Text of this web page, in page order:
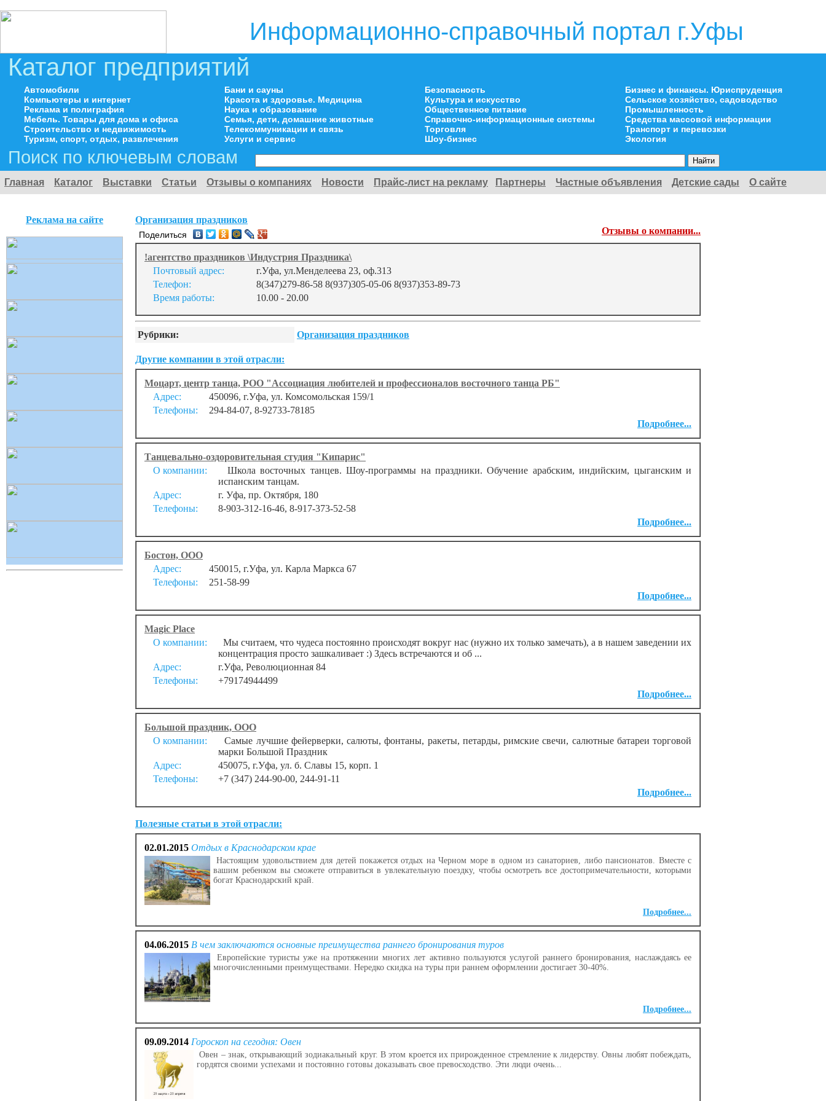
Информационно-справочный портал г.Уфы
Каталог предприятий
Автомобили
Компьютеры и интернет
Реклама и полиграфия
Мебель. Товары для дома и офиса
Строительство и недвижимость
Туризм, спорт, отдых, развлечения
Бани и сауны
Красота и здоровье. Медицина
Наука и образование
Семья, дети, домашние животные
Телекоммуникации и связь
Услуги и сервис
Безопасность
Культура и искусство
Общественное питание
Справочно-информационные системы
Торговля
Шоу-бизнес
Бизнес и финансы. Юриспруденция
Сельское хозяйство, садоводство
Промышленность
Средства массовой информации
Транспорт и перевозки
Экология
Поиск по ключевым словам
Главная Каталог Выставки Статьи Отзывы о компаниях Новости Прайс-лист на рекламу Партнеры Частные объявления Детские сады О сайте
Реклама на сайте Организация праздников
Поделиться Отзывы о компании...
!агентство праздников \Индустрия Праздника\
Почтовый адрес:
г.Уфа, ул.Менделеева 23, оф.313
Телефон:
8(347)279-86-58 8(937)305-05-06 8(937)353-89-73
Время работы:
10.00 - 20.00
Рубрики: Организация праздников
Другие компании в этой отрасли:
Моцарт, центр танца, РОО "Ассоциация любителей и профессионалов восточного танца РБ"
Адрес:
450096, г.Уфа, ул. Комсомольская 159/1
Телефоны:
294-84-07, 8-92733-78185
Подробнее...
Танцевально-оздоровительная студия "Кипарис"
О компании:
Школа восточных танцев. Шоу-программы на праздники. Обучение арабским, индийским, цыганским и
испанским танцам.
Адрес:
г. Уфа, пр. Октября, 180
Телефоны:
8-903-312-16-46, 8-917-373-52-58
Подробнее...
Бостон, ООО
Адрес:
450015, г.Уфа, ул. Карла Маркса 67
Телефоны:
251-58-99
Подробнее...
Magic Place
О компании:
Мы считаем, что чудеса постоянно происходят вокруг нас (нужно их только замечать), а в нашем заведении их
концентрация просто зашкаливает :) Здесь встречаются и об ...
Адрес:
г.Уфа, Революционная 84
Телефоны:
+79174944499
Подробнее...
Большой праздник, ООО
О компании:
Самые лучшие фейерверки, салюты, фонтаны, ракеты, петарды, римские свечи, салютные батареи торговой
марки Большой Праздник
Адрес:
450075, г.Уфа, ул. б. Славы 15, корп. 1
Телефоны:
+7 (347) 244-90-00, 244-91-11
Подробнее...
Полезные статьи в этой отрасли:
02.01.2015 Отдых в Краснодарском крае
Настоящим удовольствием для детей покажется отдых на Черном море в одном из санаториев, либо пансионатов. Вместе с
вашим ребенком вы сможете отправиться в увлекательную поездку, чтобы осмотреть все достопримечательности, которыми
богат Краснодарский край.
Подробнее...
04.06.2015 В чем заключаются основные преимущества раннего бронирования туров
Европейские туристы уже на протяжении многих лет активно пользуются услугой раннего бронирования, наслаждаясь ее
многочисленными преимуществами. Нередко скидка на туры при раннем оформлении достигает 30-40%.
Подробнее...
09.09.2014 Гороскоп на сегодня: Овен
Овен – знак, открывающий зодиакальный круг. В этом кроется их прирожденное стремление к лидерству. Овны любят побеждать,
гордятся своими успехами и постоянно готовы доказывать свое превосходство. Эти люди очень...